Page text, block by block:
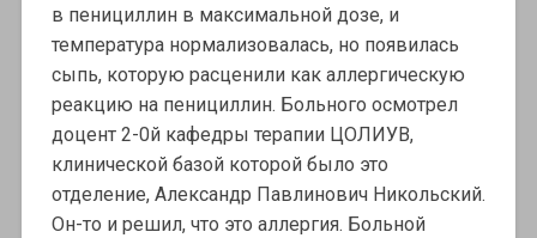
в пенициллин в максимальной дозе, и
температура нормализовалась, но появилась
сыпь, которую расценили как аллергическую
реакцию на пенициллин. Больного осмотрел
доцент 2-0й кафедры терапии ЦОЛИУВ,
клинической базой которой было это
отделение, Александр Павлинович Никольский.
Он-то и решил, что это аллергия. Больной